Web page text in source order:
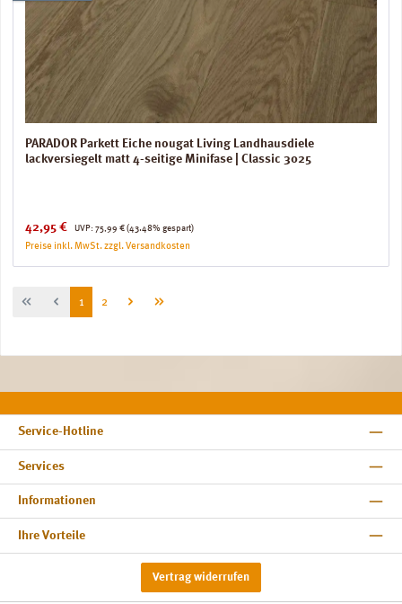
PARADOR Parkett Eiche nougat Living Landhausdiele
lackversiegelt matt 4-seitige Minifase | Classic 3025
Verkaufspreis:
42,95 € UVP:
Regulärer Preis:
75,99 € (43.48% gespart)
Preise inkl. MwSt. zzgl. Versandkosten
Seite
1 Seite
2
Service-Hotline
Services
Informationen
Ihre Vorteile
Vertrag widerrufen